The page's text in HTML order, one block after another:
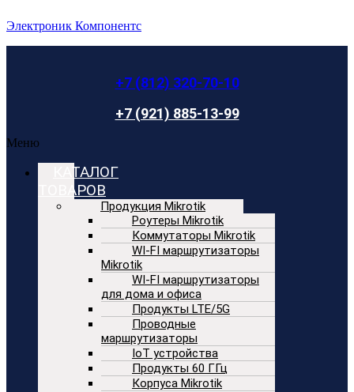
Электроник Компонентс
+7 (812) 320-70-10
+7 (921) 885-13-99
Меню
КАТАЛОГ
ТОВАРОВ
Продукция Mikrotik
Роутеры Mikrotik
Коммутаторы Mikrotik
WI-FI маршрутизаторы
Mikrotik
WI-FI маршрутизаторы
для дома и офиса
Продукты LTE/5G
Проводные
маршрутизаторы
IoT устройства
Продукты 60 ГГц
Корпуса Mikrotik